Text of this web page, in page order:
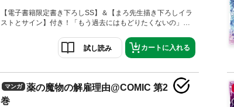
『黒煙への仕返し』として、ネアは自らの声を使った魔物狩
りを試みて――ひとりぼっちだった少女と魔物が、宝物のよ
【電子書籍限定書き下ろしSS】＆【まろ先生描き下ろしイラ
ストとサイン】付き！「もう過去にはもどりたくないの」
途な孤高の美男子が挑む異世界ループファンタジー！web版
から大幅加筆＆書き下ろし番外編2本巻末収録！伯爵令嬢フィ
いた。どん底の気持ちのまま、テラスから身を投げたところ
を、侯爵令息イースランに助けられる。「もう過去にもどり
たくないの」「フィオラ、俺と一緒に未来を生きよう――」
その言葉に救われ、回帰につながりそうなフェンリル暴走事
試し読み カートに入れる
マンガ
薬の魔物の解雇理由@COMIC 第2
巻